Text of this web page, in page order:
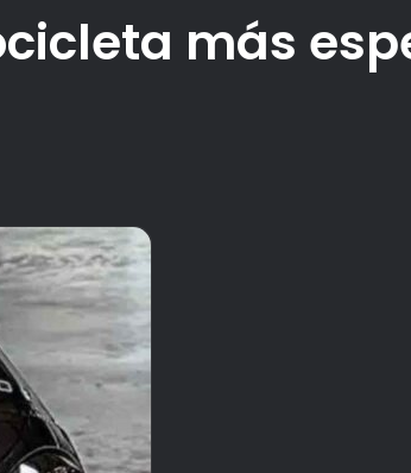
más